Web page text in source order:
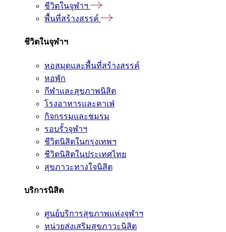
ชีวิตในจุฬาฯ
พื้นที่สร้างสรรค์
ชีวิตในจุฬาฯ
หอสมุดและพื้นที่สร้างสรรค์
หอพัก
กีฬาและสุขภาพนิสิต
โรงอาหารและคาเฟ่
กิจกรรมและชมรม
รอบรั้วจุฬาฯ
ชีวิตนิสิตในกรุงเทพฯ
ชีวิตนิสิตในประเทศไทย
สุขภาวะทางใจนิสิต
บริการนิสิต
ศูนย์บริการสุขภาพแห่งจุฬาฯ
หน่วยส่งเสริมสุขภาวะนิสิต